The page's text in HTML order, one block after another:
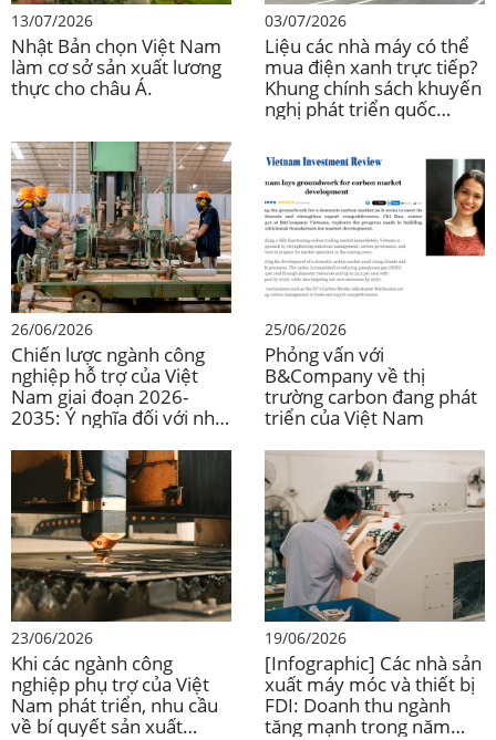
13/07/2026
Nhật Bản chọn Việt Nam
làm cơ sở sản xuất lương
thực cho châu Á.
03/07/2026
Liệu các nhà máy có thể
mua điện xanh trực tiếp?
Khung chính sách khuyến
nghị phát triển quốc
Nam và đầu tư vào ngành
sản xuất.
26/06/2026
Chiến lược ngành công
nghiệp hỗ trợ của Việt
Nam giai đoạn 2026-
2035: Ý nghĩa đối với nhà
25/06/2026
Phỏng vấn với
B&Company về thị
trường carbon đang phát
triển của Việt Nam
23/06/2026
Khi các ngành công
nghiệp phụ trợ của Việt
Nam phát triển, nhu cầu
về bí quyết sản xuất
19/06/2026
[Infographic] Các nhà sản
xuất máy móc và thiết bị
FDI: Doanh thu ngành
tăng mạnh trong năm